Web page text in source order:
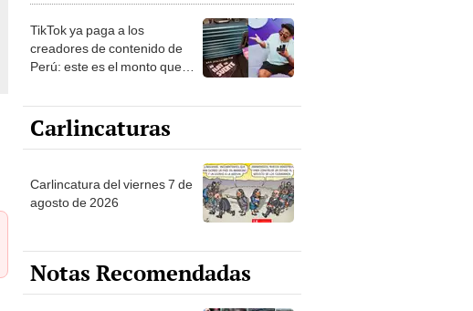
TikTok ya paga a los
creadores de contenido de
Perú: este es el monto que
1.000 vistas
Carlincaturas
Carlincatura del viernes 7 de
agosto de 2026
Notas Recomendadas